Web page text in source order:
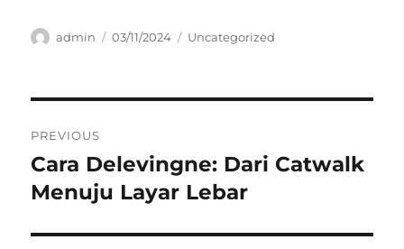
Author
admin
Posted
03/11/2024 Categories
Uncategorized
pos
PREVIOUS
Previous
post:
Cara Delevingne: Dari Catwalk
Menuju Layar Lebar